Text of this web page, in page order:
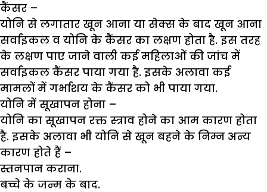
कैंसर –
योनि से लगातार खून आना या सेक्स के बाद खून आना
सर्वाइकल व योनि के कैंसर का लक्षण होता है. इस तरह
के लक्षण पाए जाने वाली कई महिलाओं की जांच में
सर्वाइकल कैंसर पाया गया है. इसके अलावा कई
मामलों में गर्भाशय के कैंसर को भी पाया गया.
योनि में सूखापन होना –
योनि का सूखापन रक्त स्त्राव होने का आम कारण होता
है. इसके अलावा भी योनि से खून बहने के निम्न अन्य
कारण होते हैं –
स्तनपान कराना.
बच्चे के जन्म के बाद.